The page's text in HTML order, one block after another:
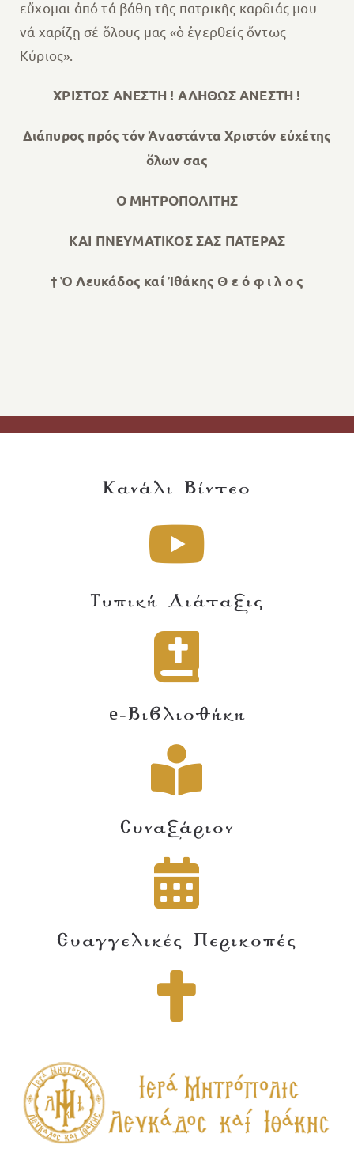
εὔχομαι ἀπό τά βάθη τῆς πατρικῆς καρδιάς μου
νά χαρίζῃ σέ ὅλους μας «ὁ ἐγερθείς ὄντως
Κύριος».
ΧΡΙΣΤΟΣ ΑΝΕΣΤΗ ! ΑΛΗΘΩΣ ΑΝΕΣΤΗ !
Διάπυρος πρός τόν Ἀναστάντα Χριστόν εὐχέτης
ὅλων σας
Ο ΜΗΤΡΟΠΟΛΙΤΗΣ
ΚΑΙ ΠΝΕΥΜΑΤΙΚΟΣ ΣΑΣ ΠΑΤΕΡΑΣ
† Ὁ Λευκάδος καί Ἰθάκης Θ ε ό φ ι λ ο ς
Κανάλι Βίντεο
Τυπική Διάταξις
e-Βιβλιοθήκη
Συναξάριον
Ευαγγελικές Περικοπές